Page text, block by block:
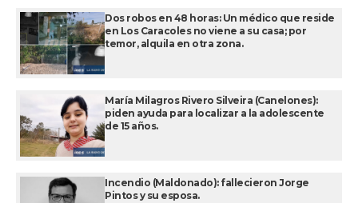
Dos robos en 48 horas: Un médico que reside
en Los Caracoles no viene a su casa; por
temor, alquila en otra zona.
María Milagros Rivero Silveira (Canelones):
piden ayuda para localizar a la adolescente
de 15 años.
Incendio (Maldonado): fallecieron Jorge
Pintos y su esposa.